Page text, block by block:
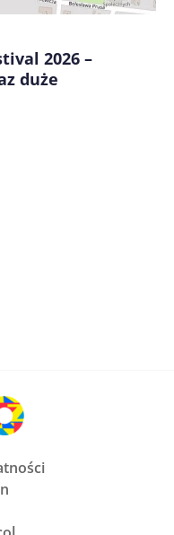
2026 –
duże